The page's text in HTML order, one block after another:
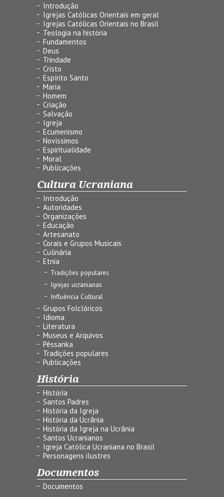
Introdução
Igrejas Católicas Orientais em geral
Igrejas Católicas Orientais no Brasil
Teologia na história
Fundamentos
Deus
Trindade
Cristo
Espírito Santo
Maria
Homem
Criação
Salvação
Igreja
Ecumenismo
Novíssimos
Espiritualidade
Moral
Publicações
Cultura Ucraniana
Introdução
Autoridades
Organizações
Educação
Artesanato
Corais e Grupos Musicais
Culinária
Etnia
Tradições populares
Igrejas ucranianas
Influência Cultural
Grupos Folclóricos
Idioma
Literatura
Museus e Arquivos
Pêssanka
Tradições populares
Publicações
História
História
Santos Padres
História da Igreja
História da Ucrânia
História da Igreja na Ucrânia
Santos Ucranianos
Igreja Católica Ucraniana no Brasil
Personagens ilustres
Documentos
Documentos